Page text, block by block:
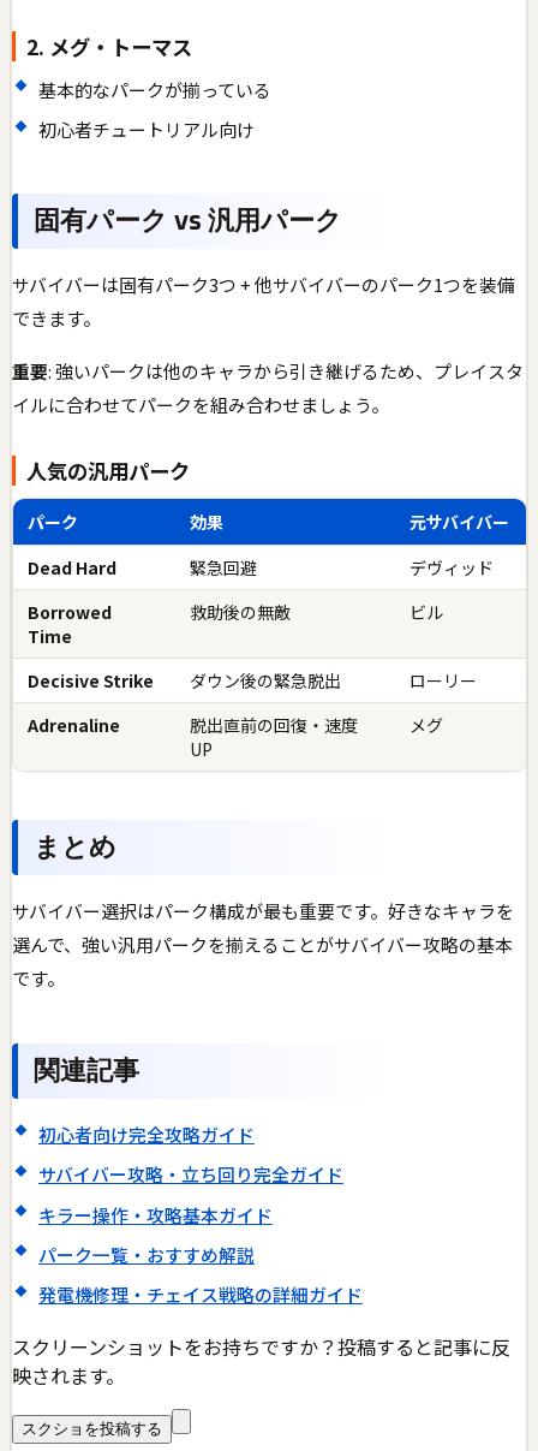
2. メグ・トーマス
基本的なパークが揃っている
初心者チュートリアル向け
固有パーク vs 汎用パーク
サバイバーは固有パーク3つ + 他サバイバーのパーク1つを装備
できます。
重要: 強いパークは他のキャラから引き継げるため、プレイスタ
イルに合わせてパークを組み合わせましょう。
人気の汎用パーク
パーク 効果
元サバイバー
Dead Hard
緊急回避
デヴィッド
Borrowed
Time
救助後の無敵 ビル
Decisive Strike ダウン後の緊急脱出
ローリー
Adrenaline
脱出直前の回復・速度
UP
メグ
まとめ
サバイバー選択はパーク構成が最も重要です。好きなキャラを
選んで、強い汎用パークを揃えることがサバイバー攻略の基本
です。
関連記事
初心者向け完全攻略ガイド
サバイバー攻略・立ち回り完全ガイド
キラー操作・攻略基本ガイド
パーク一覧・おすすめ解説
発電機修理・チェイス戦略の詳細ガイド
スクリーンショットをお持ちですか？投稿すると記事に反
映されます。
スクショを投稿する